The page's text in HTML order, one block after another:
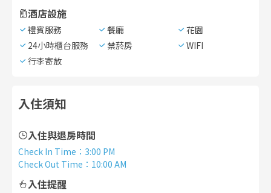
酒店設施
禮賓服務 餐廳
花園
24小時櫃台服務
禁菸房
WIFI
行李寄放
入住須知
入住與退房時間
Check In Time ： 3:00 PM
Check Out Time ： 10:00 AM
入住提醒